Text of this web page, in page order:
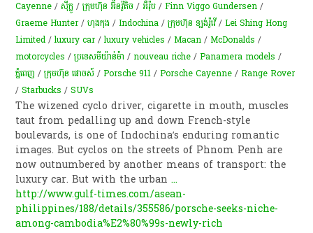
Cayenne /ស៊ីក្លូ /ក្រុមហ៊ុន អ៊ីនវ៉ូតិច /អឺរ៉ុប /Finn Viggo Gundersen /
Graeme Hunter/ហុងកុង /Indochina /ក្រុមហ៊ុន ឡង់រ៉ូវើ/Lei Shing Hong
Limited /luxury car/luxury vehicles /Macan /McDonalds /
motorcycles /ប្រទេសមីយ៉ាន់ម៉ា /nouveau riche /Panamera models /
ភ្នំពេញ /ក្រុមហ៊ុន ផោចស៍ /Porsche 911 /Porsche Cayenne /Range Rover
/Starbucks /SUVs
The wizened cyclo driver, cigarette in mouth, muscles
taut from pedalling up and down French-style
boulevards, is one of Indochina’s enduring romantic
images. But cyclos on the streets of Phnom Penh are
now outnumbered by another means of transport: the
luxury car. But with the urban...
http://www.gulf-times.com/asean-
philippines/188/details/355586/porsche-seeks-niche-
among-cambodia%E2%80%99s-newly-rich